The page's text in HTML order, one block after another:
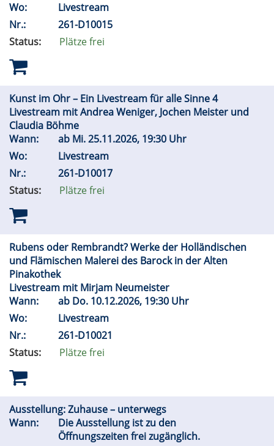
Wo:
Livestream
Nr.:
261-D10015
Status:
Plätze frei
Kunst im Ohr – Ein Livestream für alle Sinne 4
Livestream mit Andrea Weniger, Jochen Meister und
Claudia Böhme
Wann:
ab Mi.25.11.2026, 19:30 Uhr
Wo:
Livestream
Nr.:
261-D10017
Status:
Plätze frei
Rubens oder Rembrandt? Werke der Holländischen
und Flämischen Malerei des Barock in der Alten
Pinakothek
Livestream mit Mirjam Neumeister
Wann:
ab Do. 10.12.2026, 19:30 Uhr
Wo:
Livestream
Nr.:
261-D10021
Status:
Plätze frei
Ausstellung: Zuhause – unterwegs
Wann:
Die Ausstellung ist zu den
Öffnungszeiten frei zugänglich.